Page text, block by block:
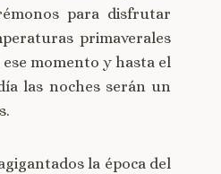
para disfrutar
primaverales
momento y hasta el
las noches serán un
la época del